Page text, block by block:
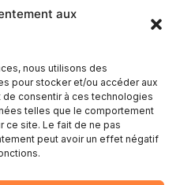
aux
nous utilisons des
pour stocker et/ou accéder aux
consentir à ces technologies
telles que le comportement
ce site. Le fait de ne pas
peut avoir un effet négatif
– Mavea
du fitness en